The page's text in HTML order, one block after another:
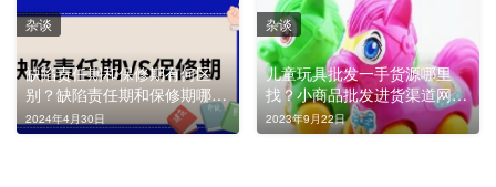
缺陷责任期和保修期有何区
别？缺陷责任期和保修期哪个
长？
2024年4月30日
杂谈
儿童玩具批发一手货源哪里
找？小商品批发进货渠道网站
是什么?
2023年9月22日
杂谈